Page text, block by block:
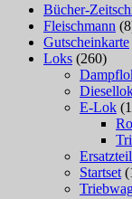
Bücher-
Fleischmann
Gutscheinkarte
Loks (260)
E-Lok
Startset